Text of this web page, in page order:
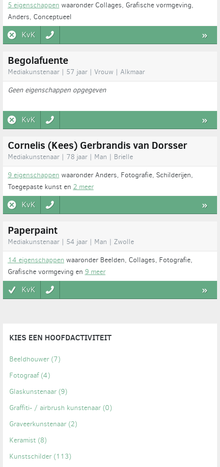
5 eigenschappen waaronder Collages, Grafische vormgeving,
Anders, Conceptueel
KvK »
Begolafuente
Mediakunstenaar | 57 jaar | Vrouw | Alkmaar
Geen eigenschappen opgegeven
KvK »
Cornelis (Kees) Gerbrandis van Dorsser
Mediakunstenaar | 78 jaar | Man | Brielle
9 eigenschappen waaronder Anders, Fotografie, Schilderijen,
Toegepaste kunst en 2 meer
KvK »
Paperpaint
Mediakunstenaar | 54 jaar | Man | Zwolle
14 eigenschappen waaronder Beelden, Collages, Fotografie,
Grafische vormgeving en 9 meer
KvK »
KIES EEN HOOFDACTIVITEIT
Beeldhouwer(7)
Fotograaf(4)
Glaskunstenaar(9)
Graffiti- / airbrush kunstenaar(0)
Graveerkunstenaar(2)
Keramist(8)
Kunstschilder(113)